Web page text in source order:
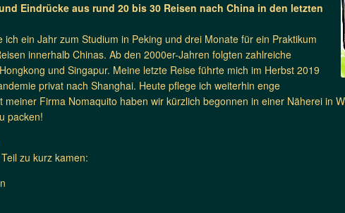
Eindrücke aus rund 20 bis 30 Reisen nach China in den letzten
ein Jahr zum Studium in Peking und drei Monate für ein Praktikum
innerhalb Chinas. Ab den 2000er-Jahren folgten zahlreiche
und Singapur. Meine letzte Reise führte mich im Herbst 2019
privat nach Shanghai. Heute pflege ich weiterhin enge
Firma Nomaquito haben wir kürzlich begonnen in einer Näherei in
packen!
zu kurz kamen: